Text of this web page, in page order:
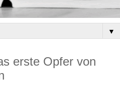
▼
erste Opfer von